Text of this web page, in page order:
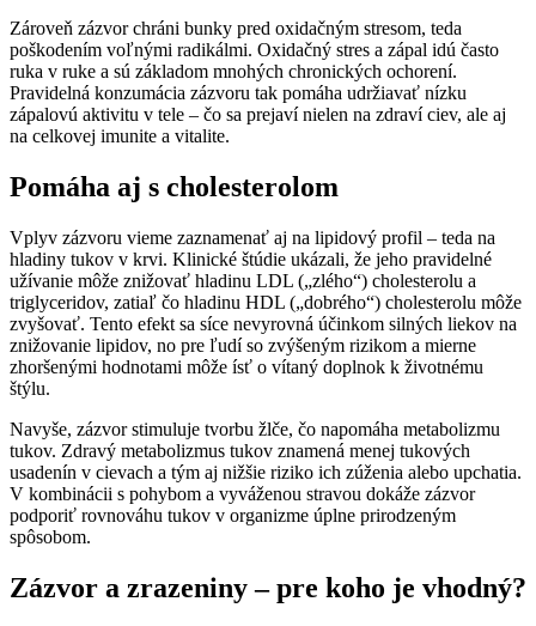
Zároveň zázvor chráni bunky pred oxidačným stresom, teda
poškodením voľnými radikálmi. Oxidačný stres a zápal idú často
ruka v ruke a sú základom mnohých chronických ochorení.
Pravidelná konzumácia zázvoru tak pomáha udržiavať nízku
zápalovú aktivitu v tele – čo sa prejaví nielen na zdraví ciev, ale aj
na celkovej imunite a vitalite.
Pomáha aj s cholesterolom
Vplyv zázvoru vieme zaznamenať aj na lipidový profil – teda na
hladiny tukov v krvi. Klinické štúdie ukázali, že jeho pravidelné
užívanie môže znižovať hladinu LDL („zlého“) cholesterolu a
triglyceridov, zatiaľ čo hladinu HDL („dobrého“) cholesterolu môže
zvyšovať. Tento efekt sa síce nevyrovná účinkom silných liekov na
znižovanie lipidov, no pre ľudí so zvýšeným rizikom a mierne
zhoršenými hodnotami môže ísť o vítaný doplnok k životnému
štýlu.
Navyše, zázvor stimuluje tvorbu žlče, čo napomáha metabolizmu
tukov. Zdravý metabolizmus tukov znamená menej tukových
usadenín v cievach a tým aj nižšie riziko ich zúženia alebo upchatia.
V kombinácii s pohybom a vyváženou stravou dokáže zázvor
podporiť rovnováhu tukov v organizme úplne prirodzeným
spôsobom.
Zázvor a zrazeniny – pre koho je vhodný?